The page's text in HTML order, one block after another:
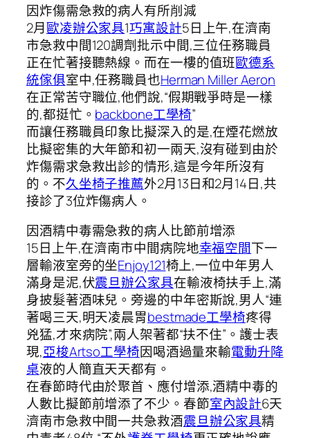
因炸傷需急救的病人有所削減
2月歐凌辦公家具1巧寓設計5日上午,在濟南
市急救中間120調劑批示中間,三位任務職員
正在忙著接聽熱線。而在一樓的值班歐德系
統傢俱室中,任務職員也Herman Miller Aeron
在正常苦守職位,他們說,“假期戰爭時是一樣
的,都挺忙。 backbone工學椅”
而讓任務職員印象比擬深入的是,在煙花燃放
比擬密集的大年節和初一兩天,沒有碰到由於
炸傷需求急救出診的情形,這是今年所沒有
的。不久坐椅子推薦外2月13日和2月14日,共
接診了3位炸傷病人。
因酒精中毒需急救的病人比節前增添
15日上午,在濟南市中間病院地幸福空間下一
層輸液室旁的坐Enjoy121椅上,一位中年男人
滿身是泥,伏震旦辦公家具在輸液椅扶手上,滿
身披髮著酒味兒。旁邊的中年密斯說,男人“連
著喝三天,明天凌晨胃bestmade工學椅疼得
兇猛,才來病院”,兩人架著都“扶不住”。護士表
現,亞梭Artso工學椅因喝酒過量來輸電動升降
桌液的人簡直天天都有。
在春節時代由於聚首、應付增添,酒精中毒的
人數比擬節前增添了不少。春節室內設計6天
濟南市急救中間一共急救酒震旦辦公家具精